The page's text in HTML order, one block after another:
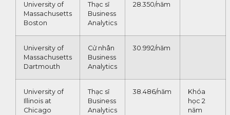
University of
Massachusetts
Boston
Thạc sĩ
Business
Analytics
28.350/năm
University of
Massachusetts
Dartmouth
Cử nhân
Business
Analytics
30.992/năm
University of
Illinois at
Chicago
Thạc sĩ
Business
Analytics
38.486/năm
Khóa
học 2
năm